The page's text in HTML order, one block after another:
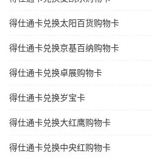
得仕通卡兑换太阳百货购物卡
得仕通卡兑换京基百纳购物卡
得仕通卡兑换卓展购物卡
得仕通卡兑换岁宝卡
得仕通卡兑换大红鹰购物卡
得仕通卡兑换中央红购物卡